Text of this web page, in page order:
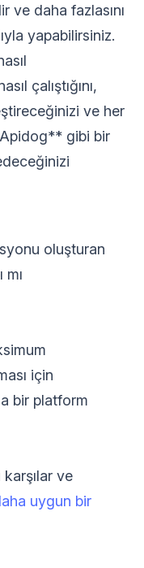
ve daha fazlasını
yapabilirsiniz.
çalıştığını,
ve her
gibi bir
oluşturan
için
bir platform
ve
uygun bir